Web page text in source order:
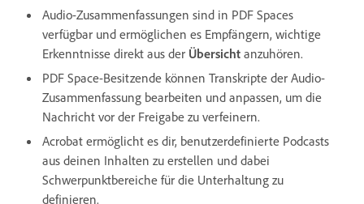
Audio-Zusammenfassungen sind in PDF Spaces
verfügbar und ermöglichen es Empfängern, wichtige
Erkenntnisse direkt aus der Übersicht anzuhören.
PDF Space-Besitzende können Transkripte der Audio-
Zusammenfassung bearbeiten und anpassen, um die
Nachricht vor der Freigabe zu verfeinern.
Acrobat ermöglicht es dir, benutzerdefinierte Podcasts
aus deinen Inhalten zu erstellen und dabei
Schwerpunktbereiche für die Unterhaltung zu
definieren.